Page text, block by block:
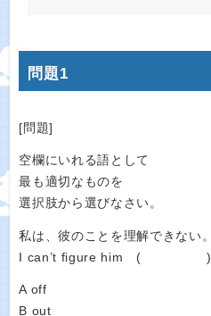
問題1
[問題]
空欄にいれる語として
最も適切なものを
選択肢から選びなさい。
私は、彼のことを理解できない。
I can’t figure him ( ).
A off
B out